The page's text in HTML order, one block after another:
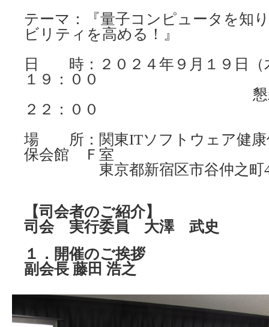
テーマ：『量子コンピュータを知
ビリティを高める！』
日 時：２０２４年９月１９日（
１９：００
懇親会 ２０
２２：００
場 所：関東ITソフトウェア健康
保会館 Ｆ室
東京都新宿区市谷仲之町
【司会者のご紹介】
司会 実行委員 大澤 武史
１．開催のご挨拶
副会長 藤田 浩之